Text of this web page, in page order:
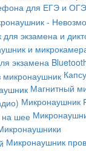
для ЕГЭ и ОГЭ
Магнитный
Микронаушник
Микронаушник